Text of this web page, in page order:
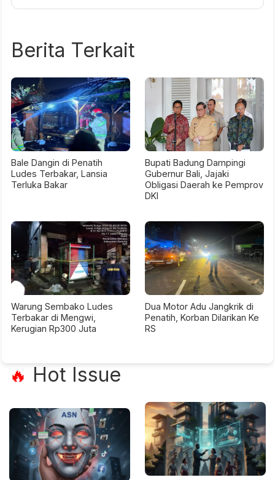
Berita Terkait
Bale Dangin di Penatih
Ludes Terbakar, Lansia
Terluka Bakar
Bupati Badung Dampingi
Gubernur Bali, Jajaki
Obligasi Daerah ke Pemprov
DKI
Warung Sembako Ludes
Terbakar di Mengwi,
Kerugian Rp300 Juta
Dua Motor Adu Jangkrik di
Penatih, Korban Dilarikan Ke
RS
🔥 Hot Issue